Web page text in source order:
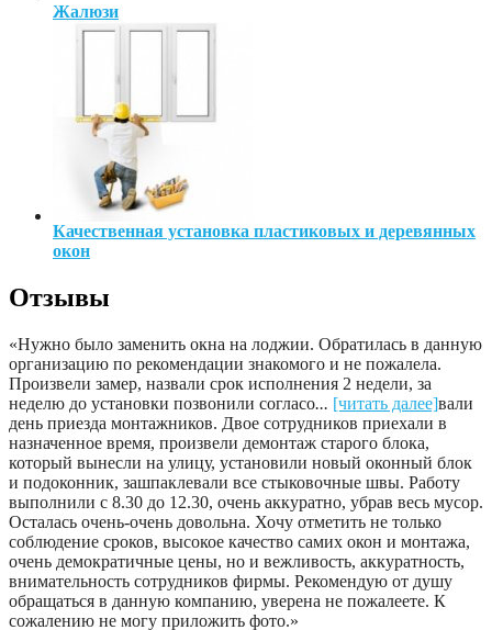
Жалюзи
Качественная установка пластиковых и деревянных
окон
Отзывы
«Нужно было заменить окна на лоджии. Обратилась в данную
организацию по рекомендации знакомого и не пожалела.
Произвели замер, назвали срок исполнения 2 недели, за
неделю до установки позвонили согласо... [читать далее]вали
день приезда монтажников. Двое сотрудников приехали в
назначенное время, произвели демонтаж старого блока,
который вынесли на улицу, установили новый оконный блок
и подоконник, зашпаклевали все стыковочные швы. Работу
выполнили с 8.30 до 12.30, очень аккуратно, убрав весь мусор.
Осталась очень-очень довольна. Хочу отметить не только
соблюдение сроков, высокое качество самих окон и монтажа,
очень демократичные цены, но и вежливость, аккуратность,
внимательность сотрудников фирмы. Рекомендую от душу
обращаться в данную компанию, уверена не пожалеете. К
сожалению не могу приложить фото.»